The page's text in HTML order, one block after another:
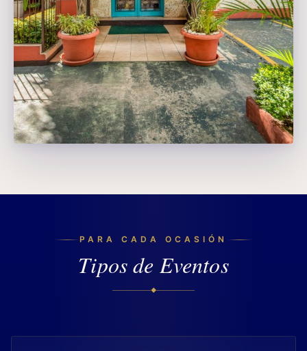
PARA CADA OCASIÓN
Tipos de Eventos
◆